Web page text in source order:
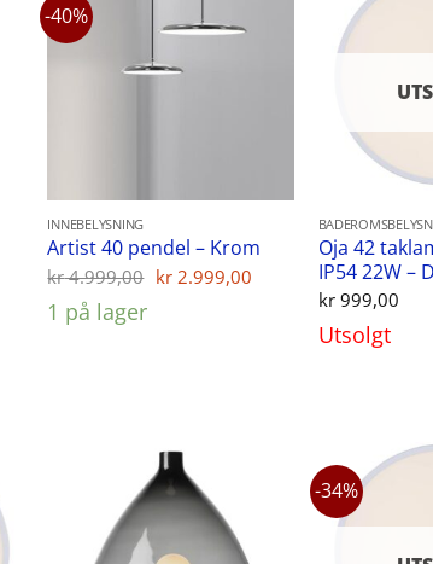
-40%
INNEBELYSNING
Artist 40 pendel – Krom
kr4.999,00 Opprinnelig
kr2.999,00Nåværende
kr 2.999,00.
1 på lager
Oja 42
IP54 22W –
kr999,00
Utsolgt
-34%